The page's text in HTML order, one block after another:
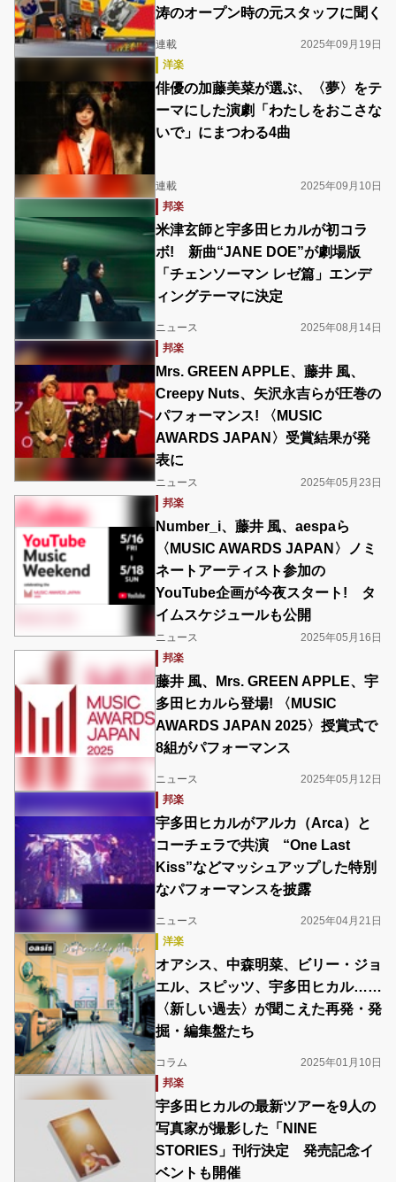
涛のオープン時の元スタッフに聞く
連載
2025年09月19日
洋楽
俳優の加藤美菜が選ぶ、〈夢〉をテ
ーマにした演劇「わたしをおこさな
いで」にまつわる4曲
連載
2025年09月10日
邦楽
米津玄師と宇多田ヒカルが初コラ
ボ! 新曲“JANE DOE”が劇場版
「チェンソーマン レゼ篇」エンデ
ィングテーマに決定
ニュース
2025年08月14日
邦楽
Mrs. GREEN APPLE、藤井 風、
Creepy Nuts、矢沢永吉らが圧巻の
パフォーマンス! 〈MUSIC
AWARDS JAPAN〉受賞結果が発
表に
ニュース
2025年05月23日
邦楽
Number_i、藤井 風、aespaら
〈MUSIC AWARDS JAPAN〉ノミ
ネートアーティスト参加の
YouTube企画が今夜スタート! タ
イムスケジュールも公開
ニュース
2025年05月16日
邦楽
藤井 風、Mrs. GREEN APPLE、宇
多田ヒカルら登場! 〈MUSIC
AWARDS JAPAN 2025〉授賞式で
8組がパフォーマンス
ニュース
2025年05月12日
邦楽
宇多田ヒカルがアルカ（Arca）と
コーチェラで共演 “One Last
Kiss”などマッシュアップした特別
なパフォーマンスを披露
ニュース
2025年04月21日
洋楽
オアシス、中森明菜、ビリー・ジョ
エル、スピッツ、宇多田ヒカル……
〈新しい過去〉が聞こえた再発・発
掘・編集盤たち
コラム
2025年01月10日
邦楽
宇多⽥ヒカルの最新ツアーを9人の
写真家が撮影した「NINE
STORIES」刊行決定 発売記念イ
ベントも開催